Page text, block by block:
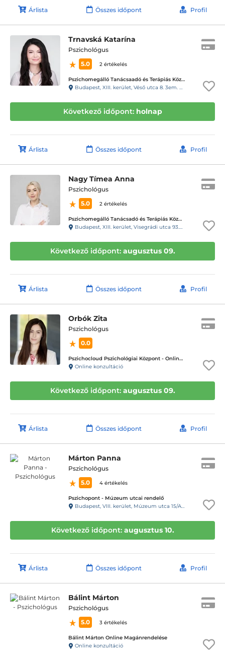
Árlista Összes időpont Profil
Trnavská Katarína
Pszichológus
5.0
2 értékelés
Pszichomegálló Tanácsaadó és Terápiás Központ - Vizafogó központ
Budapest, XIII. kerület, Véső utca 8. 3em. 6. (98kapucsengő)
Következő időpont: holnap
Árlista Összes időpont Profil
Nagy Tímea Anna
Pszichológus
5.0
2 értékelés
Pszichomegálló Tanácsadó és Terápiás Központ - Visegrádi utca
Budapest, XIII. kerület, Visegrádi utca 93.C. fszt3.
Következő időpont: augusztus 09.
Árlista Összes időpont Profil
Orbók Zita
Pszichológus
0.0
Pszichocloud Pszichológiai Központ - Online ügyfélfogadás
Online konzultáció
Következő időpont: augusztus 09.
Árlista Összes időpont Profil
Márton Panna
Pszichológus
5.0
4 értékelés
Pszichopont - Múzeum utcai rendelő
Budapest, VIII. kerület, Múzeum utca 15/A. Fsz/1. ajtó (11-es kapucsengő)
Következő időpont: augusztus 10.
Árlista Összes időpont Profil
Bálint Márton
Pszichológus
5.0
3 értékelés
Bálint Márton Online Magánrendelése
Online konzultáció